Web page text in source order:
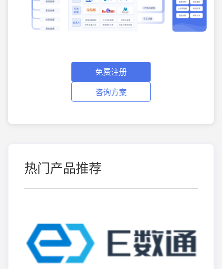
免费注册
咨询方案
热门产品推荐